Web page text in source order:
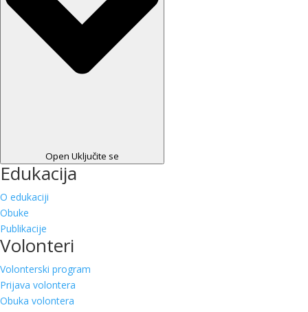
Open Uključite se
Edukacija
O edukaciji
Obuke
Publikacije
Volonteri
Volonterski program
Prijava volontera
Obuka volontera